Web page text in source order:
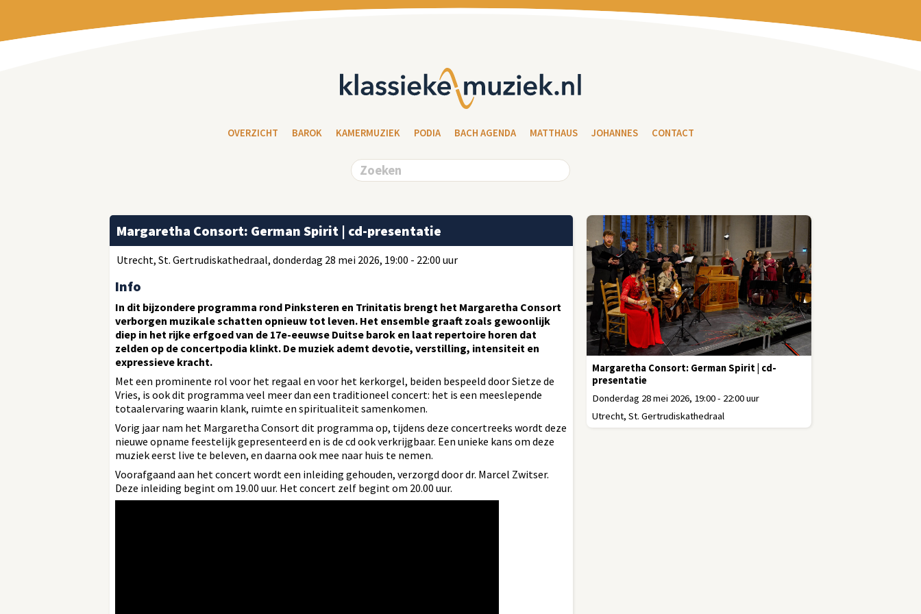
OVERZICHT BAROK KAMERMUZIEK PODIA BACH AGENDA MATTHAUS JOHANNES CONTACT
Margaretha Consort: German Spirit | cd-
presentatie
Donderdag 28 mei 2026, 19:00 - 22:00 uur
Utrecht, St. Gertrudiskathedraal
Margaretha Consort: German Spirit | cd-presentatie
Utrecht, St. Gertrudiskathedraal, donderdag 28 mei 2026, 19:00 - 22:00 uur
Info
In dit bijzondere programma rond Pinksteren en Trinitatis brengt het Margaretha Consort
verborgen muzikale schatten opnieuw tot leven. Het ensemble graaft zoals gewoonlijk
diep in het rijke erfgoed van de 17e-eeuwse Duitse barok en laat repertoire horen dat
zelden op de concertpodia klinkt. De muziek ademt devotie, verstilling, intensiteit en
expressieve kracht.
Met een prominente rol voor het regaal en voor het kerkorgel, beiden bespeeld door Sietze de
Vries, is ook dit programma veel meer dan een traditioneel concert: het is een meeslepende
totaalervaring waarin klank, ruimte en spiritualiteit samenkomen.
Vorig jaar nam het Margaretha Consort dit programma op, tijdens deze concertreeks wordt deze
nieuwe opname feestelijk gepresenteerd en is de cd ook verkrijgbaar. Een unieke kans om deze
muziek eerst live te beleven, en daarna ook mee naar huis te nemen.
Voorafgaand aan het concert wordt een inleiding gehouden, verzorgd door dr. Marcel Zwitser.
Deze inleiding begint om 19.00 uur. Het concert zelf begint om 20.00 uur.